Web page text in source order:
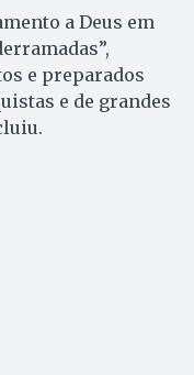
a Deus em
e preparados
e de grandes